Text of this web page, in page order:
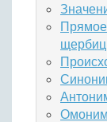
Прямое
Омоним